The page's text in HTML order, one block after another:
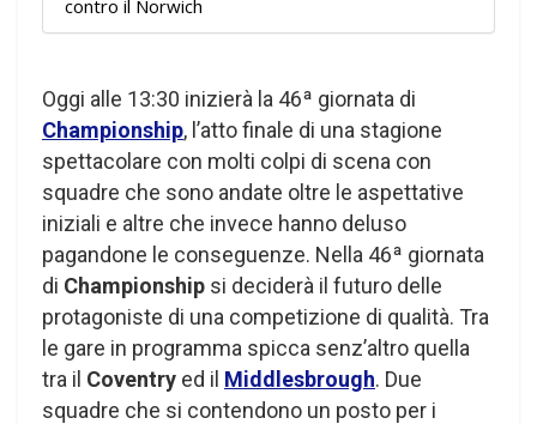
contro il Norwich
Oggi alle 13:30 inizierà la 46ª giornata di
Championship, l’atto finale di una stagione
spettacolare con molti colpi di scena con
squadre che sono andate oltre le aspettative
iniziali e altre che invece hanno deluso
pagandone le conseguenze. Nella 46ª giornata
di Championship si deciderà il futuro delle
protagoniste di una competizione di qualità. Tra
le gare in programma spicca senz’altro quella
tra il Coventry ed il Middlesbrough. Due
squadre che si contendono un posto per i